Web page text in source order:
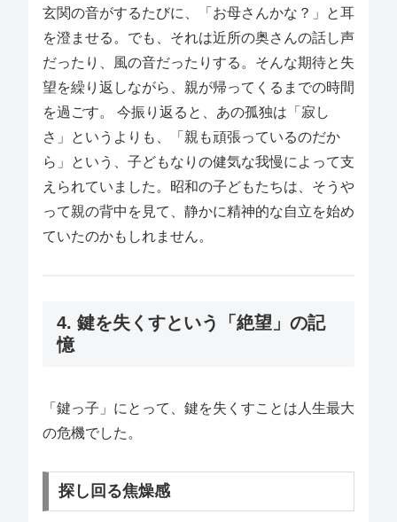
玄関の音がするたびに、「お母さんかな？」と耳
を澄ませる。でも、それは近所の奥さんの話し声
だったり、風の音だったりする。そんな期待と失
望を繰り返しながら、親が帰ってくるまでの時間
を過ごす。 今振り返ると、あの孤独は「寂し
さ」というよりも、「親も頑張っているのだか
ら」という、子どもなりの健気な我慢によって支
えられていました。昭和の子どもたちは、そうや
って親の背中を見て、静かに精神的な自立を始め
ていたのかもしれません。
4. 鍵を失くすという「絶望」の記
憶
「鍵っ子」にとって、鍵を失くすことは人生最大
の危機でした。
探し回る焦燥感